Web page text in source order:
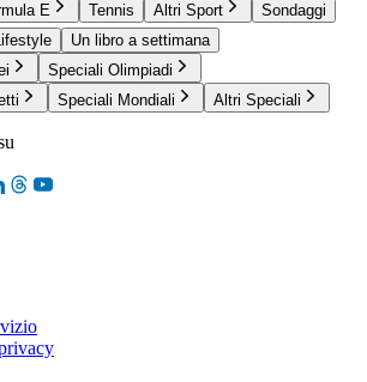
E Tennis Altri Sport
Sondaggi
Un libro a settimana
Speciali Olimpiadi
Speciali Mondiali Altri Speciali